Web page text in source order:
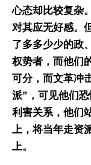
心态却比较复杂
对其应无好感。
了多多少少的政
权势者，而他们
可分，而文革冲
派”，可见他们
利害关系，他们
上，将当年走资
上。